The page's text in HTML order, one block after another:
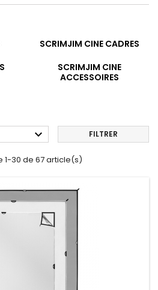
SCRIMJIM CINE CADRES
SCRIMJIM CINE
ACCESSOIRES
 FILTRER
1-30 de 67 article(s)